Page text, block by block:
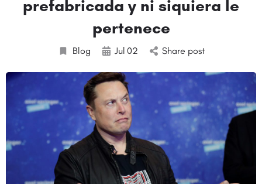
prefabricada y ni siquiera le
pertenece
Blog Jul 02 Share post